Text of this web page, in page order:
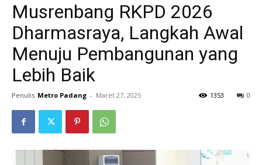
Musrenbang RKPD 2026
Dharmasraya, Langkah Awal
Menuju Pembangunan yang
Lebih Baik
Penulis Metro Padang - Maret 27, 2025 0
1353